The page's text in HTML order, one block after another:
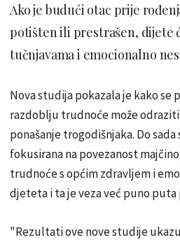
Ako je budući otac prije
potišten ili prestrašen, dijete
tučnjavama i emocionalno
Nova studija pokazala je kako se
razdoblju trudnoće može
ponašanje trogodišnjaka. Do
fokusirana na povezanost
trudnoće s općim zdravljem i
djeteta i ta je veza već puno puta
"Rezultati ove nove studije